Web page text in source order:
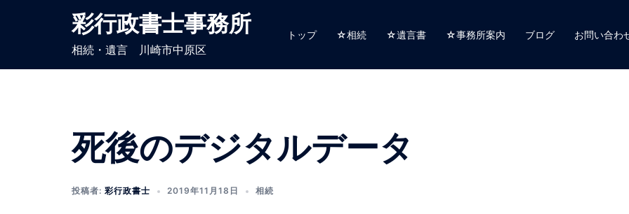
彩行政書士事務所
相続・遺言 川崎市中原区
トップ ☆相続 ☆遺言書 ☆事務所案内 ブログ お問い合わ
死後のデジタルデータ
投稿者: 彩行政書士 2019年11月18日 相続